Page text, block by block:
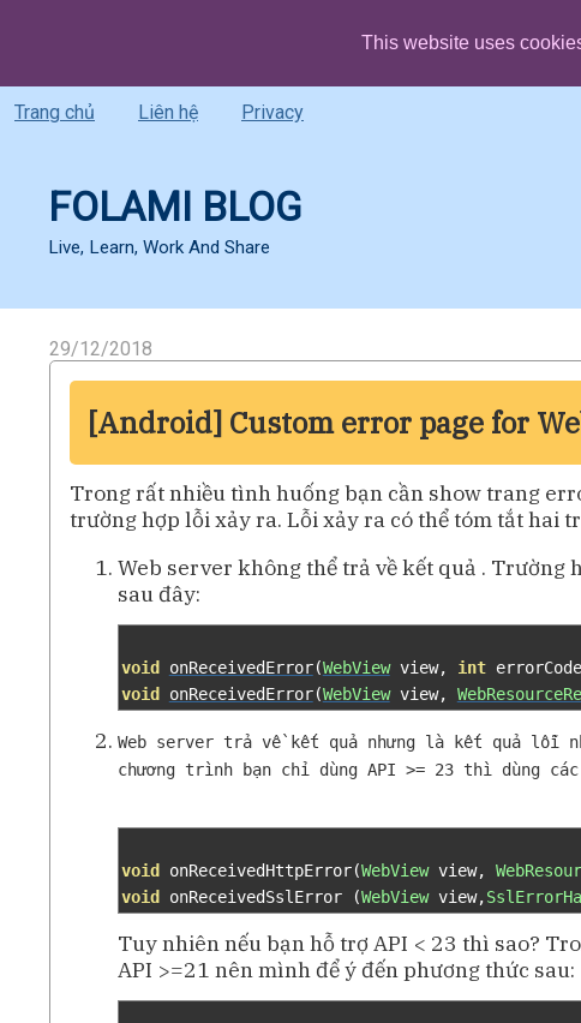
This website uses
Trang chủ Liên hệ Privacy
FOLAMI BLOG
Live, Learn, Work And Share
29/12/2018
[Android] Custom error page for
Trong rất nhiều tình huống bạn cần show trang
trường hợp lỗi xảy ra. Lỗi xảy ra có thể tóm tắt hai
Web server không thể trả về kết quả . Trường
sau đây:
void onReceivedError(WebView view, int errorCode
void
onReceivedError(WebView view,
Web server trả về kết quả nhưng là kết quả lỗi
chương trình bạn chỉ dùng API >= 23 thì dùng các
void onReceivedHttpError(WebView view,
void onReceivedSslError (WebView view,
Tuy nhiên nếu bạn hỗ trợ API < 23 thì sao?
API >=21 nên mình để ý đến phương thức sau: